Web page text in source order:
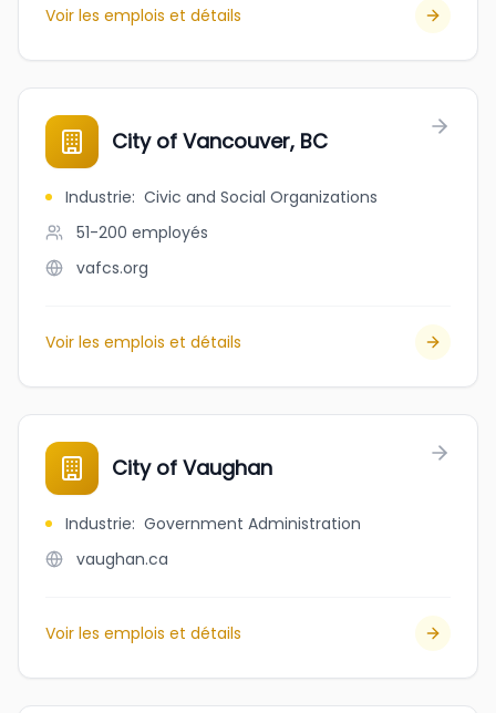
Voir les emplois et détails
City of Vancouver, BC
Industrie: Civic and Social Organizations
51-200 employés
vafcs.org
Voir les emplois et détails
City of Vaughan
Industrie: Government Administration
vaughan.ca
Voir les emplois et détails